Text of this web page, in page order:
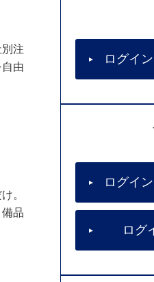
注
由
。
品
ログイ
ログイ
ログ